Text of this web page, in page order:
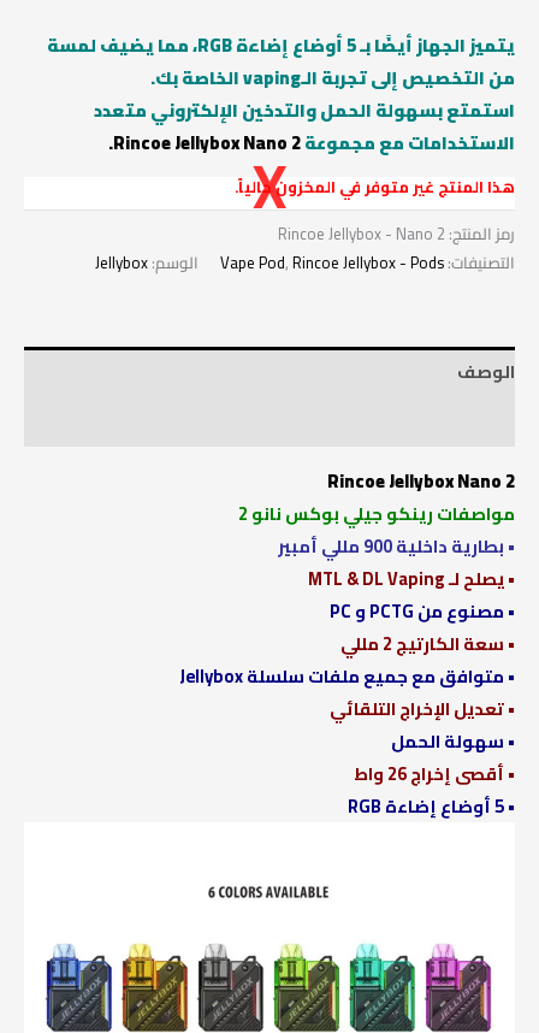
يتميز الجهاز أيضًا بـ 5 أوضاع إضاءة RGB، مما يضيف لمسة
من التخصيص إلى تجربة الـvaping الخاصة بك.
استمتع بسهولة الحمل والتدخين الإلكتروني متعدد
الاستخدامات مع مجموعةRincoe Jellybox Nano 2.
هذا المنتج غير متوفر في المخزون حالياً.
رمز المنتج: Rincoe Jellybox - Nano 2
التصنيفات:
Vape Pod,Rincoe Jellybox - Pods الوسم:Jellybox
الوصف
Rincoe Jellybox Nano 2
مواصفات رينكو جيلي بوكس نانو 2
• بطارية داخلية 900 مللي أمبير
• يصلح لـ MTL & DL Vaping
• مصنوع من PCTG و PC
• سعة الكارتيج 2 مللي
• متوافق مع جميع ملفات سلسلة Jellybox
• تعديل الإخراج التلقائي
• سهولة الحمل
• أقصى إخراج 26 واط
• 5 أوضاع إضاءة RGB